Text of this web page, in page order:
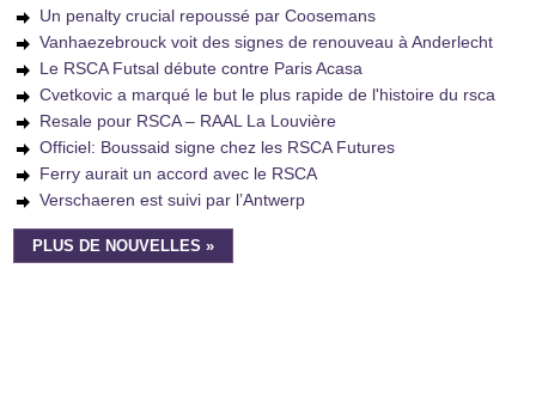
Un penalty crucial repoussé par Coosemans
Vanhaezebrouck voit des signes de renouveau à Anderlecht
Le RSCA Futsal débute contre Paris Acasa
Cvetkovic a marqué le but le plus rapide de l'histoire du rsca
Resale pour RSCA – RAAL La Louvière
Officiel: Boussaid signe chez les RSCA Futures
Ferry aurait un accord avec le RSCA
Verschaeren est suivi par l’Antwerp
PLUS DE NOUVELLES »